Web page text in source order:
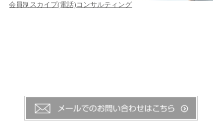
会員制スカイプ(電話)コンサルティング